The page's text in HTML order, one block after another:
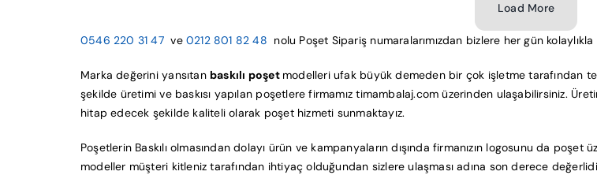
Load More
0546 220 31 47 ve 0212 801 82 48 nolu Poşet Sipariş numaralarımızdan bizlere her gün
Marka değerini yansıtan baskılı poşet modelleri ufak büyük demeden bir çok işletme tarafından
şekilde üretimi ve baskısı yapılan poşetlere firmamız timambalaj.com üzerinden ulaşabilirsiniz.
hitap edecek şekilde kaliteli olarak poşet hizmeti sunmaktayız.
Poşetlerin Baskılı olmasından dolayı ürün ve kampanyaların dışında firmanızın logosunu da
modeller müşteri kitleniz tarafından ihtiyaç olduğundan sizlere ulaşması adına son derece